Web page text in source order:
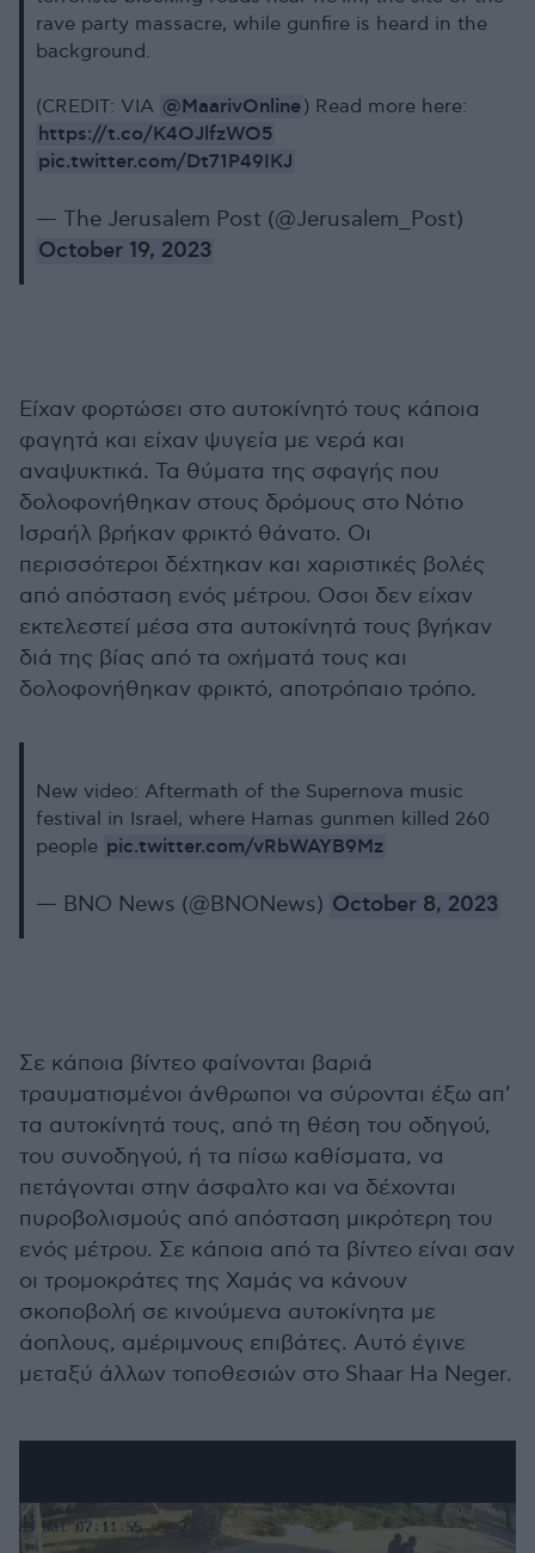
rave party massacre, while gunfire is heard in the
background.
(CREDIT: VIA @MaarivOnline) Read more here:
https://t.co/K4OJlfzWO5
pic.twitter.com/Dt71P49IKJ
— The Jerusalem Post (@Jerusalem_Post)
October 19, 2023
Είχαν φορτώσει στο αυτοκίνητό τους κάποια
φαγητά και είχαν ψυγεία με νερά και
αναψυκτικά. Τα θύματα της σφαγής που
δολοφονήθηκαν στους δρόμους στο Νότιο
Ισραήλ βρήκαν φρικτό θάνατο. Οι
περισσότεροι δέχτηκαν και χαριστικές βολές
από απόσταση ενός μέτρου. Οσοι δεν είχαν
εκτελεστεί μέσα στα αυτοκίνητά τους βγήκαν
διά της βίας από τα οχήματά τους και
δολοφονήθηκαν φρικτό, αποτρόπαιο τρόπο.
New video: Aftermath of the Supernova music
festival in Israel, where Hamas gunmen killed 260
people pic.twitter.com/vRbWAYB9Mz
— BNO News (@BNONews) October 8, 2023
Σε κάποια βίντεο φαίνονται βαριά
τραυματισμένοι άνθρωποι να σύρονται έξω απ’
τα αυτοκίνητά τους, από τη θέση του οδηγού,
του συνοδηγού, ή τα πίσω καθίσματα, να
πετάγονται στην άσφαλτο και να δέχονται
πυροβολισμούς από απόσταση μικρότερη του
ενός μέτρου. Σε κάποια από τα βίντεο είναι σαν
οι τρομοκράτες της Χαμάς να κάνουν
σκοποβολή σε κινούμενα αυτοκίνητα με
άοπλους, αμέριμνους επιβάτες. Αυτό έγινε
μεταξύ άλλων τοποθεσιών στο Shaar Ha Neger.